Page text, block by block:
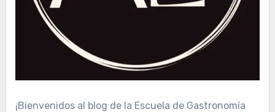
¡Bienvenidos al blog de la Escuela de Gastronomía